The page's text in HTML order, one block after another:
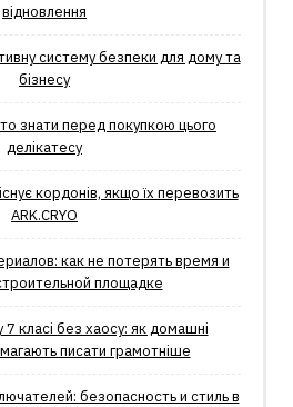
відновлення
систему безпеки для дому та
бізнесу
знати перед покупкою цього
делікатесу
кордонів, якщо їх перевозить
ARK.CRYO
как не потерять время и
площадке
7 класі без хаосу: як домашні
писати грамотніше
безопасность и стиль в